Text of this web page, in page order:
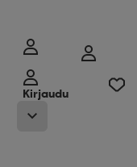
Kirjaudu